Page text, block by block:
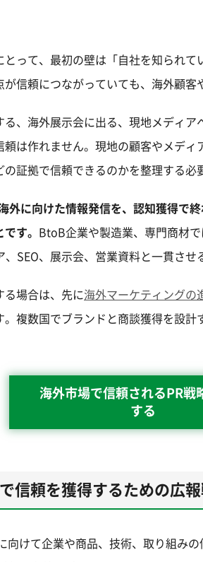
って、最初の壁は「自社を知られ
信頼につながっていても、海外顧客
、海外展示会に出る、現地メディ
は作れません。現地の顧客やメディ
証拠で信頼できるのかを整理する必
外に向けた情報発信を、認知獲得で
す。 BtoB企業や製造業、専門商材
SEO、展示会、営業資料と一貫させ
る場合は、先に海外マーケティングの
複数国でブランドと商談獲得を設計
海外市場で信頼されるPR戦
する
信頼を獲得するための広
向けて企業や商品、技術、取り組み